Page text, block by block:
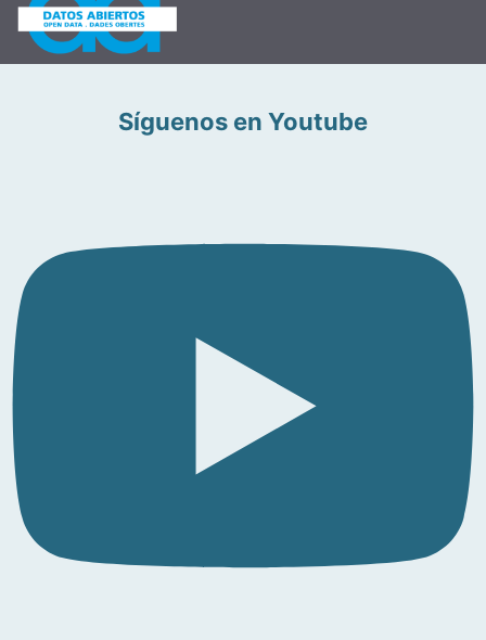
Síguenos en Youtube